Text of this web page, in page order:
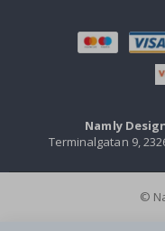
Namly
Terminalgatan 9,
©